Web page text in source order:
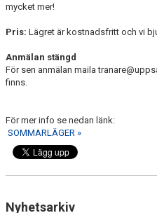
mycket mer!
Pris: Lägret är kostnadsfritt och vi
Anmälan stängd
För sen anmälan maila
finns.
För mer info se nedan länk:
SOMMARLÄGER »
Nyhetsarkiv